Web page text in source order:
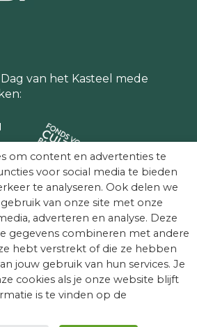
van het Kasteel mede
Alle rechten
om content en advertenties te
voor social media te bieden
te analyseren. Ook delen we
van onze site met onze
adverteren en analyse. Deze
gegevens combineren met andere
hebt verstrekt of die ze hebben
jouw gebruik van hun services. Je
cookies als je onze website blijft
is te vinden op de